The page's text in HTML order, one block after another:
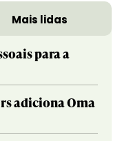
Mais lidas
para a
adiciona Oma